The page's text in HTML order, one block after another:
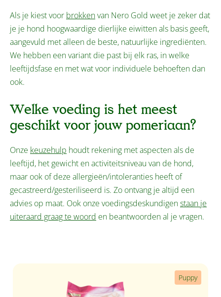
Als je kiest voor brokkenvan Nero Gold weet je zeker dat
je je hond hoogwaardige dierlijke eiwitten als basis geeft,
aangevuld met alleen de beste, natuurlijke ingrediënten.
We hebben een variant die past bij elk ras, in welke
leeftijdsfase en met wat voor individuele behoeften dan
ook.
Welke voeding is het meest
geschikt voor jouw pomeriaan?
Onze keuzehulp houdt rekening met aspecten als de
leeftijd, het gewicht en activiteitsniveau van de hond,
maar ook of deze allergieën/intoleranties heeft of
gecastreerd/gesteriliseerd is. Zo ontvang je altijd een
advies op maat. Ook onze voedingsdeskundigenstaan je
uiteraard graag te woord en beantwoorden al je vragen.
Puppy